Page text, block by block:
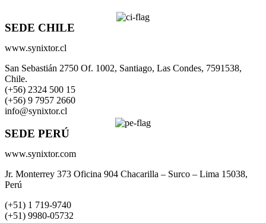
SEDE CHILE
www.synixtor.cl
San Sebastián 2750 Of. 1002, Santiago, Las Condes, 7591538,
Chile.
(+56) 2324 500 15
(+56) 9 7957 2660
info@synixtor.cl
SEDE PERÚ
www.synixtor.com
Jr. Monterrey 373 Oficina 904 Chacarilla – Surco – Lima 15038,
Perú
(+51) 1 719-9740
(+51) 9980-05732